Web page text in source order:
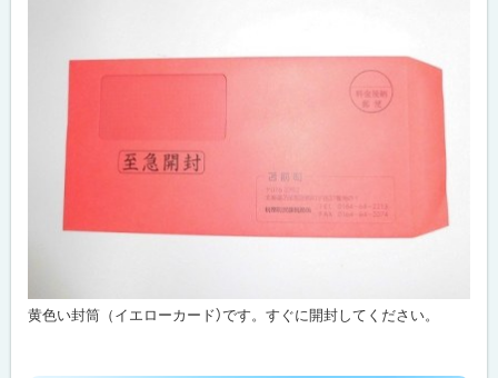
黄色い封筒（イエローカード）です。すぐに開封してください。